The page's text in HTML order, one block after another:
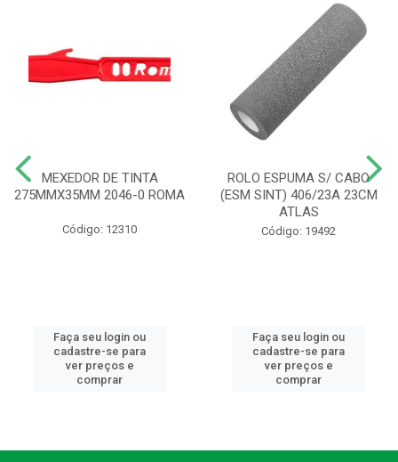
MEXEDOR DE TINTA
275MMX35MM 2046-0 ROMA
Código: 12310
Faça seu login ou
cadastre-se para
ver preços e
comprar
ROLO ESPUMA S/ CABO
(ESM SINT) 406/23A 23CM
ATLAS
Código: 19492
Faça seu login ou
cadastre-se para
ver preços e
comprar